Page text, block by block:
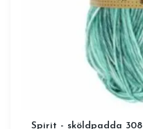
Spirit - sköldpadda 308